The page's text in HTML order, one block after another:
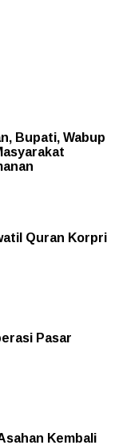
Bupati, Wabup
Quran Korpri
Pasar
Kembali